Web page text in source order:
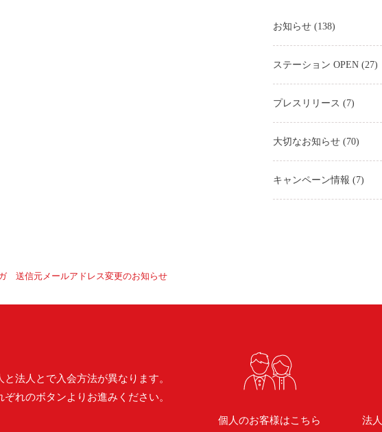
お知らせ (138)
ステーション OPEN (27)
プレスリリース (7)
大切なお知らせ (70)
キャンペーン情報 (7)
送信元メールアドレス変更のお知らせ
と法人とで入会方法が異なります。
ぞれのボタンよりお進みください。
個人のお客様はこちら 法